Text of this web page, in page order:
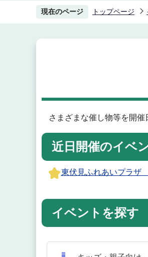
現在のページ トップページ
さまざまな催し物等を開
近日開催のイベ
東伏見ふれあいプラザ
イベントを探す